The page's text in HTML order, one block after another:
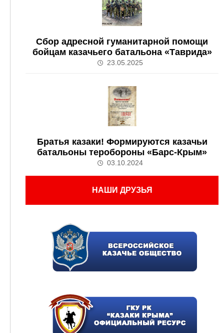
Сбор адресной гуманитарной помощи
бойцам казачьего батальона «Таврида»
23.05.2025
Братья казаки! Формируются казачьи
батальоны теробороны «Барс-Крым»
03.10.2024
НАШИ ДРУЗЬЯ